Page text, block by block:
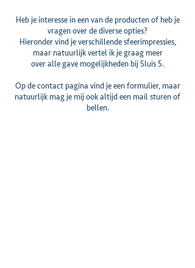
Heb je interesse in een van de producten of heb je
vragen over de diverse opties?
Hieronder vind je verschillende sfeerimpressies,
maar natuurlijk vertel ik je graag meer
over alle gave mogelijkheden bij Sluis 5.
Op de contact pagina vind je een formulier, maar
natuurlijk mag je mij ook altijd een mail sturen of
bellen.